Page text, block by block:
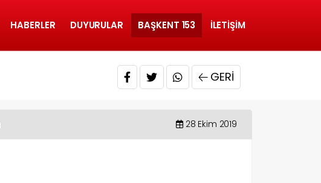
HABERLER DUYURULAR BAŞKENT 153 İLETIŞIM
GERI
28 Ekim 2019